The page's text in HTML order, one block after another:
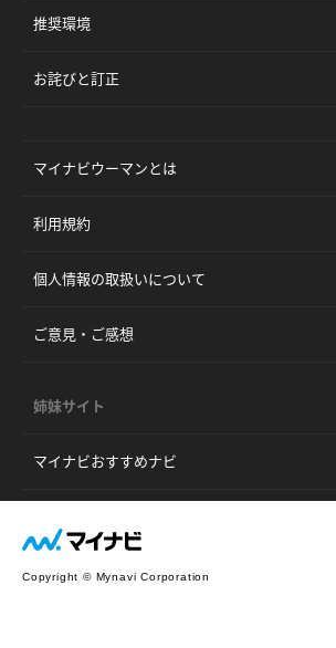
推奨環境
お詫びと訂正
マイナビウーマンとは
利用規約
個人情報の取扱いについて
ご意見・ご感想
姉妹サイト
マイナビおすすめナビ
Copyright © Mynavi Corporation